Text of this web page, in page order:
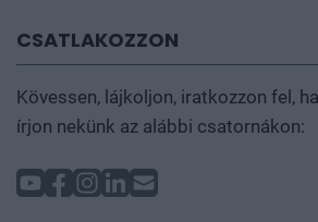
CSATLAKOZZON
Kövessen, lájkoljon, iratkozzon fel,
írjon nekünk az alábbi csatornákon: